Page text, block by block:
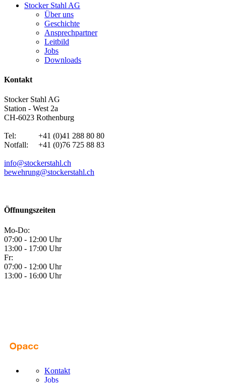
Stocker Stahl AG
Über uns
Geschichte
Ansprechpartner
Leitbild
Jobs
Downloads
Kontakt
Stocker Stahl AG
Station - West 2a
CH-6023 Rothenburg
Tel: +41 (0)41 288 80 80
Notfall: +41 (0)76 725 88 83
info@stockerstahl.ch
bewehrung@stockerstahl.ch
Öffnungszeiten
Mo-Do:
07:00 - 12:00 Uhr
13:00 - 17:00 Uhr
Fr:
07:00 - 12:00 Uhr
13:00 - 16:00 Uhr
Kontakt
Jobs